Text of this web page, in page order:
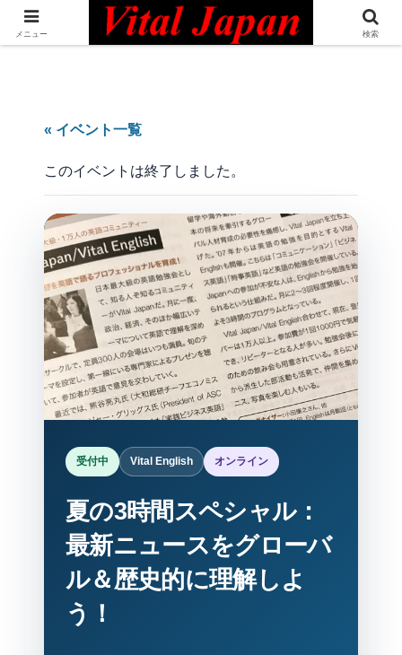
日本最大級の英語コミュニティ・Bilingual Professionals Network
« イベント一覧
このイベントは終了しました。
受付中 Vital English オンライン
夏の3時間スペシャル：
最新ニュースをグローバ
ル＆歴史的に理解しよ
う！
メニュー 検索